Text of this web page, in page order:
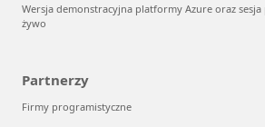
Wersja demonstracyjna platformy Azure oraz
żywo
Partnerzy
Firmy programistyczne